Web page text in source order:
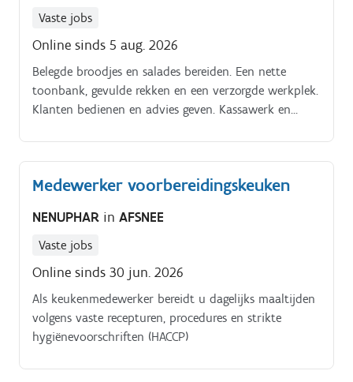
Vaste jobs
Online sinds 5 aug. 2026
Belegde broodjes en salades bereiden. Een nette
toonbank, gevulde rekken en een verzorgde werkplek.
Klanten bedienen en advies geven. Kassawerk en
Medewerker voorbereidingskeuken
NENUPHAR in AFSNEE
Vaste jobs
Online sinds 30 jun. 2026
Als keukenmedewerker bereidt u dagelijks maaltijden
volgens vaste recepturen, procedures en strikte
hygiënevoorschriften (HACCP)